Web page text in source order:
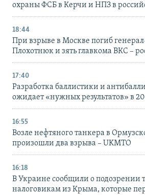
охраны ФСБ в Керчи и НПЗ в
18:44
При взрыве в Москве погиб
Плохотнюк и зять главкома ВКС –
17:40
Разработка баллистики и
ожидает «нужных результатов» в
16:55
Возле нефтяного танкера в
произошли два взрыва – UKMTO
16:18
В Украине сообщили о
налоговикам из Крыма, которые